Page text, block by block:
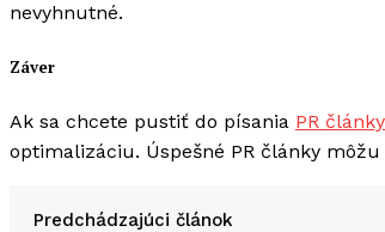
nevyhnutné.
Záver
Ak sa chcete pustiť do písania PR
optimalizáciu. Úspešné PR články
Predchádzajúci článok